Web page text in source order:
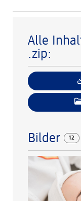
Alle
.zip:
Bilder 12